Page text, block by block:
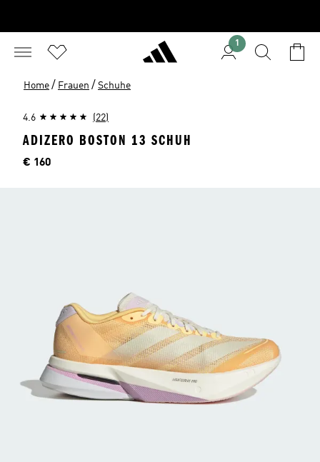
1
Home / Frauen / Schuhe
4.6 (22)
ADIZERO BOSTON 13 SCHUH
Preis
€ 160